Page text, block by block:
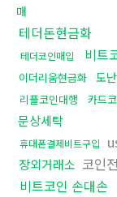
매
테더돈현금화
테더코인매입 비트
이더리움현금화 도
리플코인대행 카드
문상세탁
휴대폰결제비트구입
장외거래소 코인
비트코인 손대손